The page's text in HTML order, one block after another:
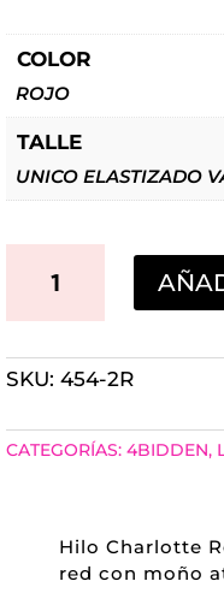
COLOR
ROJO
TALLE
UNICO ELASTIZADO
CHARLOTTE
PARA
PORTALIGAS
SKU: 454-2R
CATEGORÍAS: 4BIDDEN,
Hilo Charlotte
red con moño